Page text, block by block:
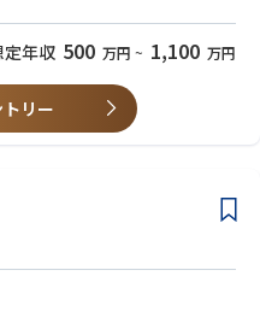
擁壁，補強土壁，など
ターチェンジ，コミュニティ道
傾斜地崩壊対策，土砂災害防止
急時給水拠点，など
路更生，下水道管路施設及び処
験のある方
定年収 500 万円 ~ 1,100 万円
リー